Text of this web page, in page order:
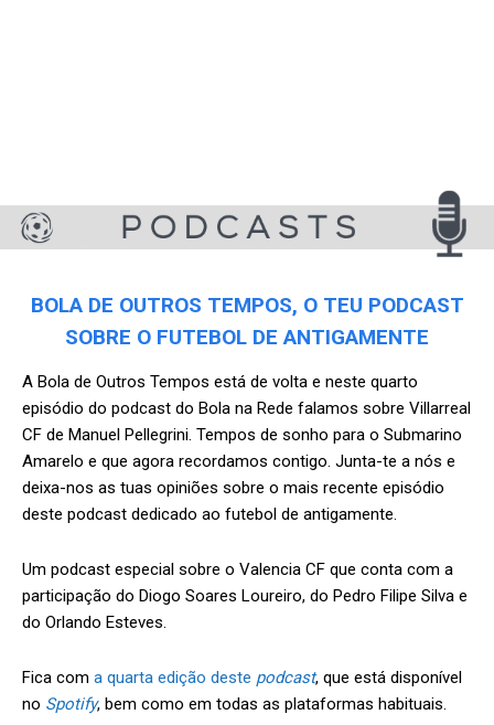
BOLA DE OUTROS TEMPOS, O TEU PODCAST
SOBRE O FUTEBOL DE ANTIGAMENTE
A Bola de Outros Tempos está de volta e neste quarto
episódio do podcast do Bola na Rede falamos sobre Villarreal
CF de Manuel Pellegrini. Tempos de sonho para o Submarino
Amarelo e que agora recordamos contigo. Junta-te a nós e
deixa-nos as tuas opiniões sobre o mais recente episódio
deste podcast dedicado ao futebol de antigamente.
Um podcast especial sobre o Valencia CF que conta com a
participação do Diogo Soares Loureiro, do Pedro Filipe Silva e
do Orlando Esteves.
Fica com a quarta edição deste podcast, que está disponível
no Spotify, bem como em todas as plataformas habituais.